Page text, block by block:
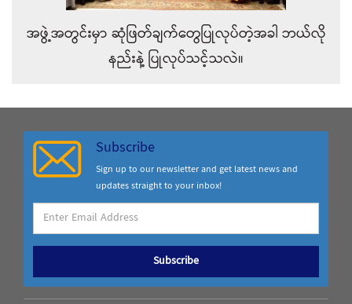
အဖွဲ့အတွင်းမှာ ဆုံဖြတ်ချက်တွေပြုလုပ်တဲ့အခါ ဘယ်လို
နည်းနဲ့ ပြုလုပ်သင့်သလဲ။
Subscribe
Sign up to our newsletter and get latest news and
updates straight to your inbox!
Subscribe